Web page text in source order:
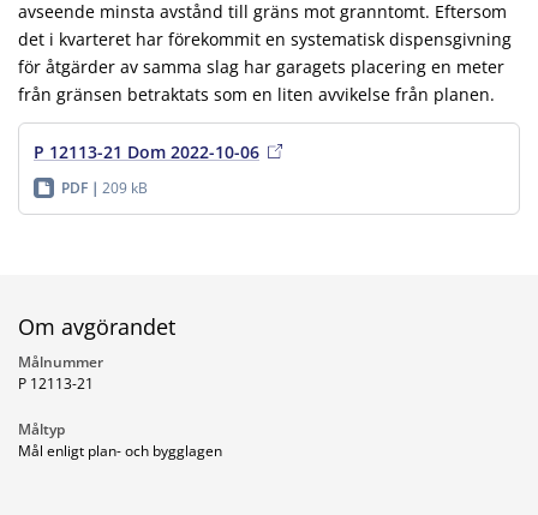
avseende minsta avstånd till gräns mot granntomt. Eftersom
det i kvarteret har förekommit en systematisk dispensgivning
för åtgärder av samma slag har garagets placering en meter
från gränsen betraktats som en liten avvikelse från planen.
P 12113-21 Dom 2022-10-06
PDF 209 kB
Om avgörandet
Målnummer
P 12113-21
Måltyp
Mål enligt plan- och bygglagen